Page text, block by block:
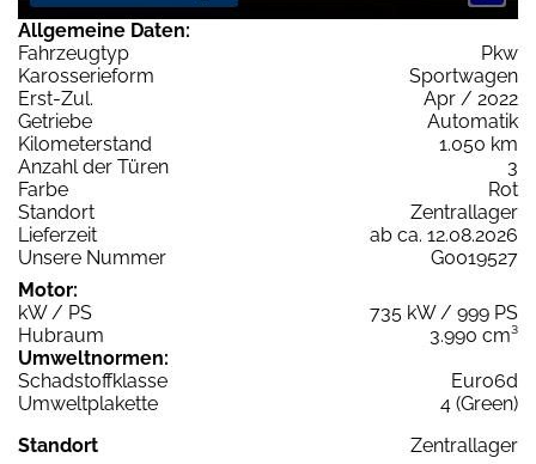
Allgemeine Daten:
Fahrzeugtyp
Pkw
Karosserieform
Sportwagen
Erst-Zul.
Apr / 2022
Getriebe
Automatik
Kilometerstand
1.050 km
Anzahl der Türen
3
Farbe
Rot
Standort
Zentrallager
Lieferzeit
ab ca. 12.08.2026
Unsere Nummer
G0019527
Motor:
kW / PS
735 kW / 999 PS
Hubraum
3.990 cm³
Umweltnormen:
Schadstoffklasse
Euro6d
Umweltplakette
4 (Green)
Standort
Zentrallager